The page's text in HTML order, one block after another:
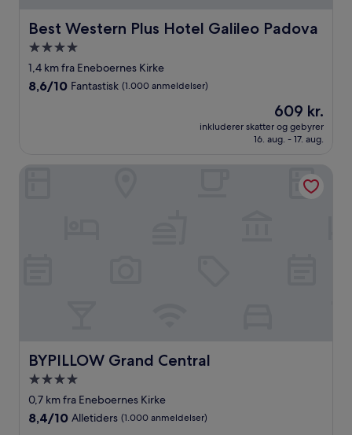
Best Western Plus Hotel Galileo Padova
Best Western Plus Hotel Galileo Padova
4.0-
stjernet
overnatningssted
1,4 km fra Eneboernes Kirke
8.6
anmeldelser)
8,6/10 Fantastisk (1.000 anmeldelser)
Prisen
er
609 kr.
609 kr.
inkluderer skatter og gebyrer
16. aug. - 17. aug.
BYPILLOW Grand Central
BYPILLOW Grand Central
4.0-
stjernet
overnatningssted
0,7 km fra Eneboernes Kirke
8.4
8,4/10 Alletiders (1.000 anmeldelser)